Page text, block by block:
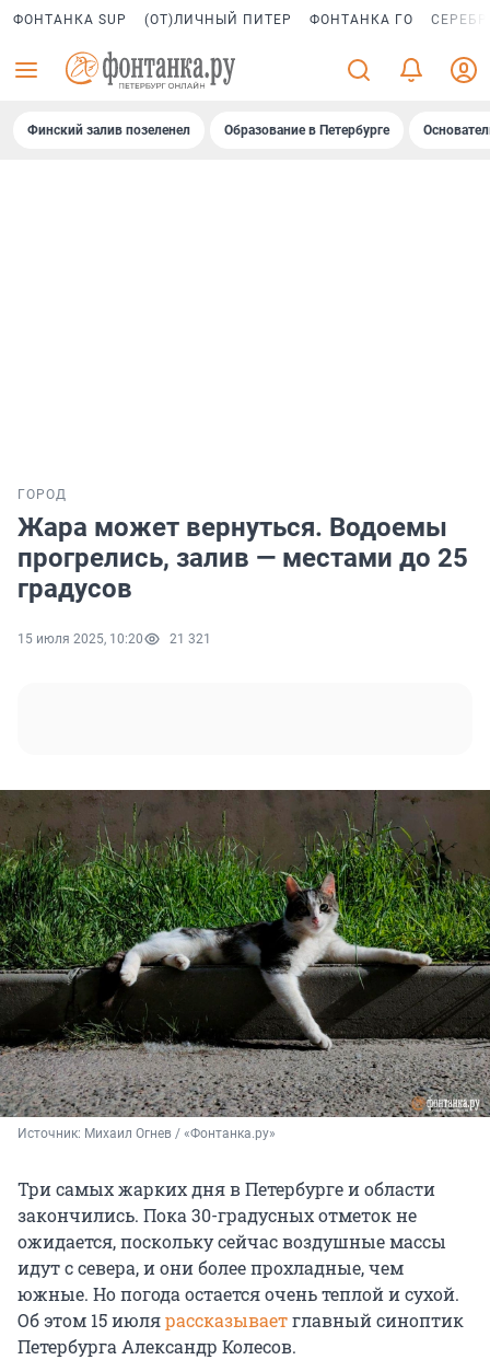
ФОНТАНКА SUP (ОТ)ЛИЧНЫЙ ПИТЕР ФОНТАНКА ГО
Финский залив позеленел Образование в Петербурге
ГОРОД
Жара может вернуться. Водоемы
прогрелись, залив — местами до 25
градусов
15 июля 2025, 10:20 21 321
Источник: Михаил Огнев / «Фонтанка.ру»
Три самых жарких дня в Петербурге и области
закончились. Пока 30-градусных отметок не
ожидается, поскольку сейчас воздушные массы
идут с севера, и они более прохладные, чем
южные. Но погода остается очень теплой и сухой.
Об этом 15 июлярассказываетглавный синоптик
Петербурга Александр Колесов.